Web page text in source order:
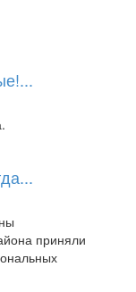
приняли